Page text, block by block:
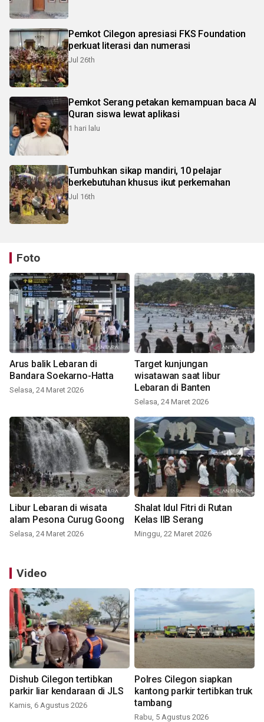
Pemkot Cilegon apresiasi FKS Foundation
perkuat literasi dan numerasi
Jul 26th
Pemkot Serang petakan kemampuan baca Al
Quran siswa lewat aplikasi
1 hari lalu
Tumbuhkan sikap mandiri, 10 pelajar
berkebutuhan khusus ikut perkemahan
Jul 16th
Foto
Arus balik Lebaran di
Bandara Soekarno-Hatta
Selasa, 24 Maret 2026
Target kunjungan
wisatawan saat libur
Lebaran di Banten
Selasa, 24 Maret 2026
Libur Lebaran di wisata
alam Pesona Curug Goong
Selasa, 24 Maret 2026
Shalat Idul Fitri di Rutan
Kelas IIB Serang
Minggu, 22 Maret 2026
Video
Dishub Cilegon tertibkan
parkir liar kendaraan di JLS
Kamis, 6 Agustus 2026
Polres Cilegon siapkan
kantong parkir tertibkan truk
tambang
Rabu, 5 Agustus 2026